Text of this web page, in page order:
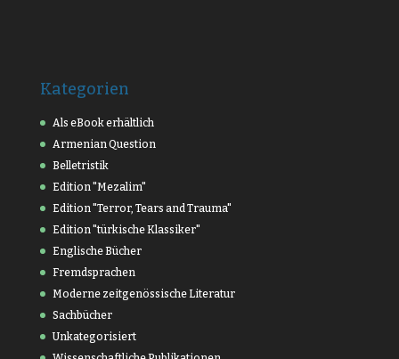
Kategorien
Als eBook erhältlich
Armenian Question
Belletristik
Edition "Mezalim"
Edition "Terror, Tears and Trauma"
Edition "türkische Klassiker"
Englische Bücher
Fremdsprachen
Moderne zeitgenössische Literatur
Sachbücher
Unkategorisiert